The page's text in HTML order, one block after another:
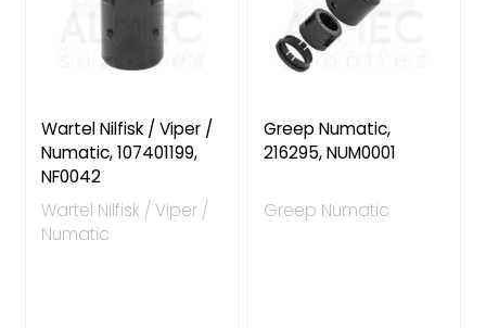
Wartel Nilfisk / Viper /
Numatic, 107401199,
NF0042
Wartel Nilfisk / Viper /
Numatic
Greep Numatic,
216295, NUM0001
Greep Numatic